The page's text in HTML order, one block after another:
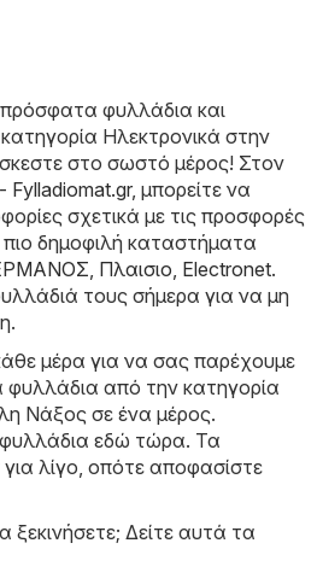
φυλλάδια και
Hλεκτρονικά στην
στο σωστό μέρος! Στον
Fylladiomat.gr, μπορείτε να
σχετικά με τις προσφορές
δημοφιλή καταστήματα
, Πλαισιο, Electronet.
τους σήμερα για να μη
μέρα για να σας παρέχουμε
από την κατηγορία
Νάξος σε ένα μέρος.
φυλλάδια εδώ τώρα. Τα
λίγο, οπότε αποφασίστε
ξεκινήσετε; Δείτε αυτά τα